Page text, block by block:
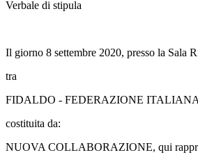
Verbale di stipula
Il giorno 8 settembre 2020, presso la Sala
tra
FIDALDO - FEDERAZIONE ITALIANA
costituita da:
NUOVA COLLABORAZIONE, qui